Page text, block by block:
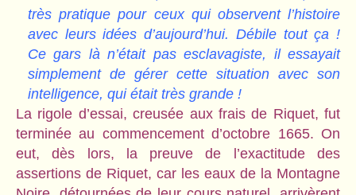
très pratique pour ceux qui observent l’histoire
avec leurs idées d’aujourd’hui. Débile tout ça !
Ce gars là n’était pas esclavagiste, il essayait
simplement de gérer cette situation avec son
intelligence, qui était très grande !
La rigole d’essai, creusée aux frais de Riquet, fut
terminée au commencement d’octobre 1665. On
eut, dès lors, la preuve de l’exactitude des
assertions de Riquet, car les eaux de la Montagne